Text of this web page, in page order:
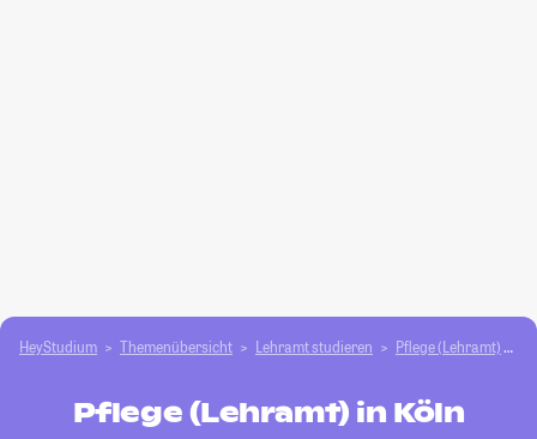
HeyStudium Themenübersicht Lehramt studieren Pflege (Lehramt)
Pflege (Lehramt) in Köln